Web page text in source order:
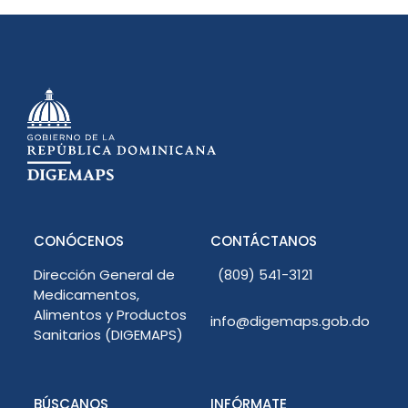
CONÓCENOS
Dirección General de
Medicamentos,
Alimentos y Productos
Sanitarios (DIGEMAPS)
CONTÁCTANOS
(809) 541-3121
info@digemaps.gob.do
BÚSCANOS INFÓRMATE